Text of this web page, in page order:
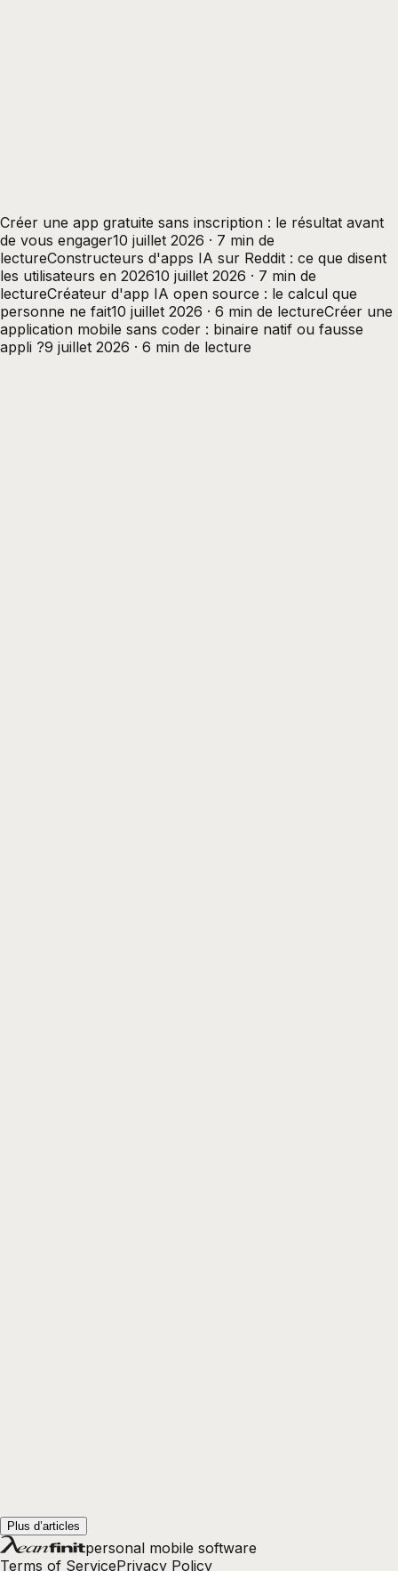
Créer une app gratuite sans inscription : le résultat avant
de vous engager10 juillet 2026 · 7 min de
lectureConstructeurs d'apps IA sur Reddit : ce que disent
les utilisateurs en 202610 juillet 2026 · 7 min de
lectureCréateur d'app IA open source : le calcul que
personne ne fait10 juillet 2026 · 6 min de lectureCréer une
application mobile sans coder : binaire natif ou fausse
appli ?9 juillet 2026 · 6 min de lecture
Plus d’articles
personal mobile software
Terms of ServicePrivacy Policy